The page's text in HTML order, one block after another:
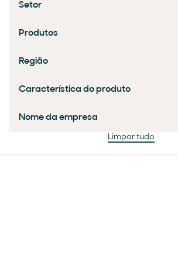
Setor
Produtos
Região
Característica do produto
Nome da empresa
Limpar tudo